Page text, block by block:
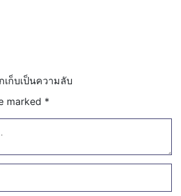
ก็บเป็นความลับ
marked *